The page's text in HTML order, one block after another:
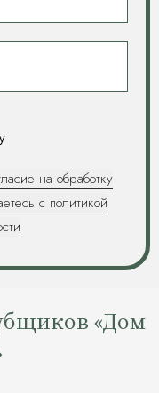
на обработку
c политикой
«Дом